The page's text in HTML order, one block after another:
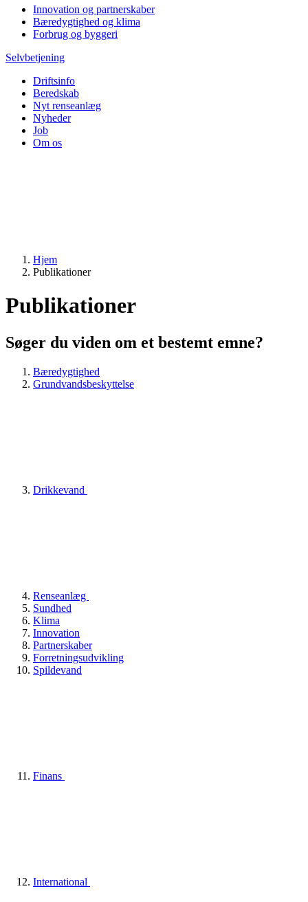
Innovation og partnerskaber
Bæredygtighed og klima
Forbrug og byggeri
Selvbetjening
Driftsinfo
Beredskab
Nyt renseanlæg
Nyheder
Job
Om os
Hjem
Publikationer
Publikationer
Søger du viden om et bestemt emne?
Bæredygtighed
Grundvandsbeskyttelse
Drikkevand
Renseanlæg
Sundhed
Klima
Innovation
Partnerskaber
Forretningsudvikling
Spildevand
Finans
International